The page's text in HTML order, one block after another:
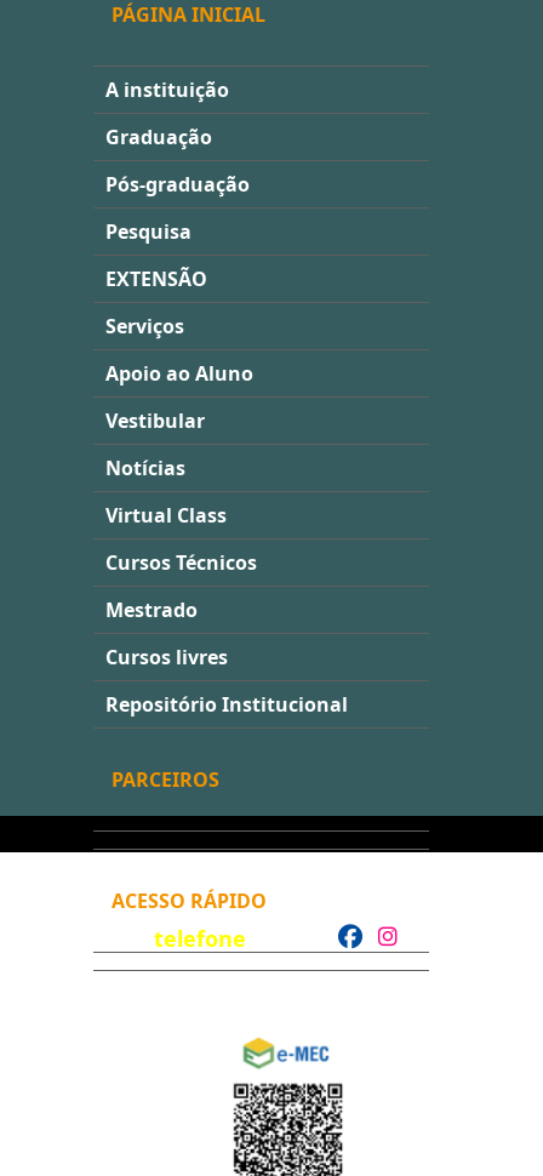
PÁGINA INICIAL
A instituição
Graduação
Pós-graduação
Pesquisa
EXTENSÃO
Serviços
Apoio ao Aluno
Vestibular
Notícias
Virtual Class
Cursos Técnicos
Mestrado
Cursos livres
Repositório Institucional
PARCEIROS
ACESSO RÁPIDO
telefone